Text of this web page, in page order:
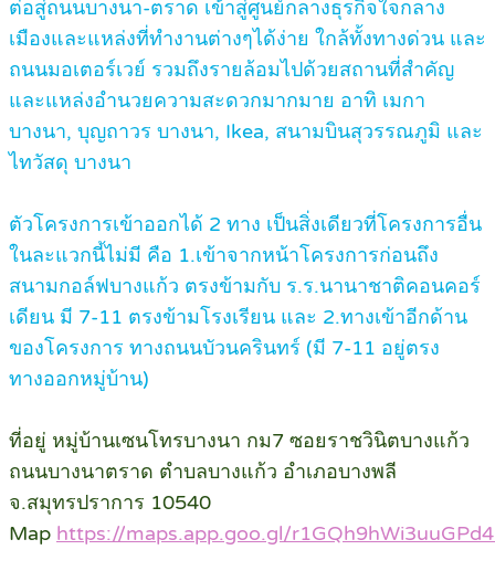
ต่อสู่ถนนบางนา-ตราด เข้าสู่ศูนย์กลางธุรกิจใจกลาง
เมืองและแหล่งที่ทำงานต่างๆได้ง่าย ใกล้ทั้งทางด่วน และ
ถนนมอเตอร์เวย์ รวมถึงรายล้อมไปด้วยสถานที่สำคัญ
และแหล่งอำนวยความสะดวกมากมาย อาทิ เมกา
บางนา, บุญถาวร บางนา, Ikea, สนามบินสุวรรณภูมิ และ
ไทวัสดุ บางนา
ตัวโครงการเข้าออกได้ 2 ทาง เป็นสิ่งเดียวที่โครงการอื่น
ในละแวกนี้ไม่มี คือ 1.เข้าจากหน้าโครงการก่อนถึง
สนามกอล์ฟบางแก้ว ตรงข้ามกับ ร.ร.นานาชาติคอนคอร์
เดียน มี 7-11 ตรงข้ามโรงเรียน และ 2.ทางเข้าอีกด้าน
ของโครงการ ทางถนนบัวนครินทร์ (มี 7-11 อยู่ตรง
ทางออกหมู่บ้าน)
ที่อยู่ หมู่บ้านเซนโทรบางนา กม7 ซอยราชวินิตบางแก้ว
ถนนบางนาตราด ตำบลบางแก้ว อำเภอบางพลี
จ.สมุทรปราการ 10540
Map https://maps.app.goo.gl/